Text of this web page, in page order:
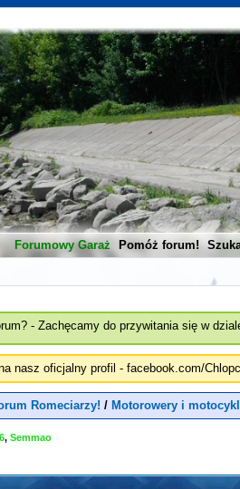
Forumowy Garaż Pomóż forum!
- Zachęcamy do przywitania się w
nasz oficjalny profil - facebook.com/
Romeciarzy! / Motorowery i
,Semmao